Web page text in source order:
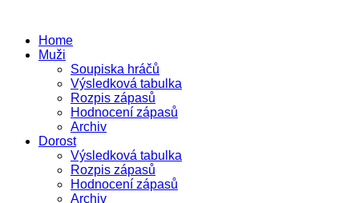
Home
Muži
Soupiska hráčů
Výsledková tabulka
Rozpis zápasů
Hodnocení zápasů
Archiv
Dorost
Výsledková tabulka
Rozpis zápasů
Hodnocení zápasů
Archiv